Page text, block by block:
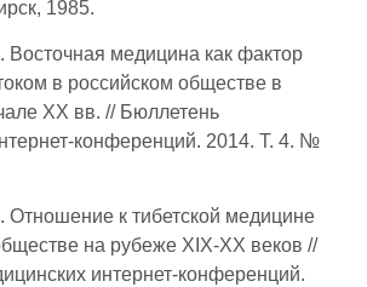
1985.
медицина как фактор
в российском обществе в
ХХ вв. // Бюллетень
конференций. 2014. Т. 4. №
к тибетской медицине
на рубеже XIX-XX веков //
интернет-конференций.